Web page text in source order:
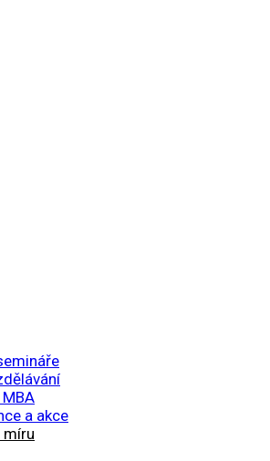
a akce
míru